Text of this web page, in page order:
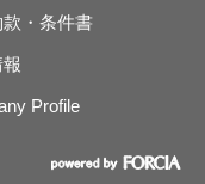
・条件書
Profile